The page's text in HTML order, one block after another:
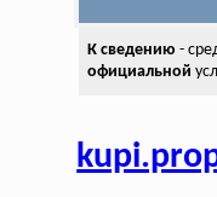
К сведению -
официальной